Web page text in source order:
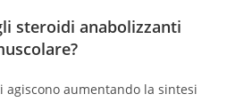
steroidi anabolizzanti
aumentando la sintesi